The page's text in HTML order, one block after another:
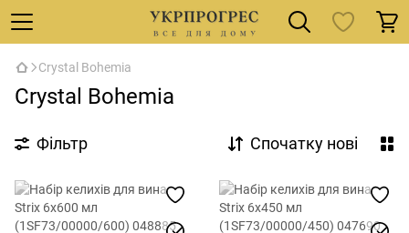
Crystal Bohemia
Crystal Bohemia
Фільтр Спочатку нові